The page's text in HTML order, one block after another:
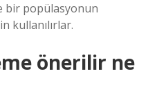
bir popülasyonun
kullanılırlar.
önerilir ne